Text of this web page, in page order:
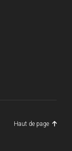
Haut de page